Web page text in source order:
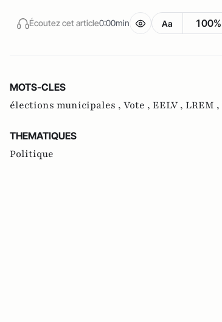
Écoutez cet article0:00min Aa 100%
MOTS-CLES
élections municipales , Vote , EELV , LREM ,
THEMATIQUES
Politique